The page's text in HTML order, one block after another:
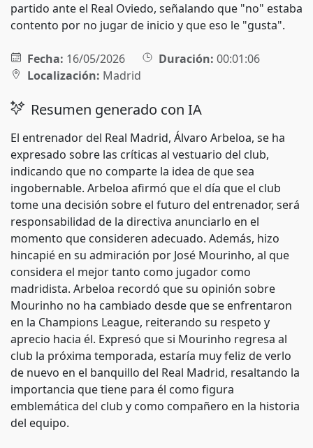
partido ante el Real Oviedo, señalando que "no" estaba
contento por no jugar de inicio y que eso le "gusta".
Fecha: 16/05/2026 Duración: 00:01:06
Localización: Madrid
Resumen generado con IA
El entrenador del Real Madrid, Álvaro Arbeloa, se ha
expresado sobre las críticas al vestuario del club,
indicando que no comparte la idea de que sea
ingobernable. Arbeloa afirmó que el día que el club
tome una decisión sobre el futuro del entrenador, será
responsabilidad de la directiva anunciarlo en el
momento que consideren adecuado. Además, hizo
hincapié en su admiración por José Mourinho, al que
considera el mejor tanto como jugador como
madridista. Arbeloa recordó que su opinión sobre
Mourinho no ha cambiado desde que se enfrentaron
en la Champions League, reiterando su respeto y
aprecio hacia él. Expresó que si Mourinho regresa al
club la próxima temporada, estaría muy feliz de verlo
de nuevo en el banquillo del Real Madrid, resaltando la
importancia que tiene para él como figura
emblemática del club y como compañero en la historia
del equipo.